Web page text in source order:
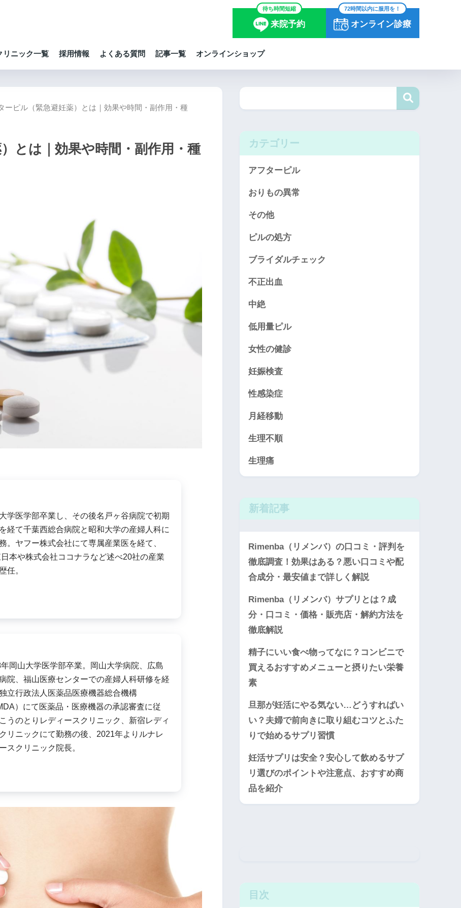
待ち時間短縮
来院予約
72時間以内に服用を！
オンライン診療
リニック一覧 採用情報 よくある質問 記事一覧 オンラインショップ
ーピル（緊急避妊薬）とは｜効果や時間・副作用・種
とは｜効果や時間・副作用・種
学医学部卒業し、その後名戸ヶ谷病院で初期
経て千葉西総合病院と昭和大学の産婦人科に
。ヤフー株式会社にて専属産業医を経て、
本や株式会社ココナラなど述べ20社の産業
任。
岡山大学医学部卒業。岡山大学病院、広島
院、福山医療センターでの産婦人科研修を経
立行政法人医薬品医療機器総合機構
）にて医薬品・医療機器の承認審査に従
うのとりレディースクリニック、新宿レディ
リニックにて勤務の後、2021年よりルナレ
スクリニック院長。
カテゴリー
アフターピル
おりもの異常
その他
ピルの処方
ブライダルチェック
不正出血
中絶
低用量ピル
女性の健診
妊娠検査
性感染症
月経移動
生理不順
生理痛
新着記事
Rimenba（リメンバ）の口コミ・評判を
徹底調査！効果はある？悪い口コミや配
合成分・最安値まで詳しく解説
Rimenba（リメンバ）サプリとは？成
分・口コミ・価格・販売店・解約方法を
徹底解説
精子にいい食べ物ってなに？コンビニで
買えるおすすめメニューと摂りたい栄養
素
旦那が妊活にやる気ない…どうすればい
い？夫婦で前向きに取り組むコツとふた
りで始めるサプリ習慣
妊活サプリは安全？安心して飲めるサプ
リ選びのポイントや注意点、おすすめ商
品を紹介
目次